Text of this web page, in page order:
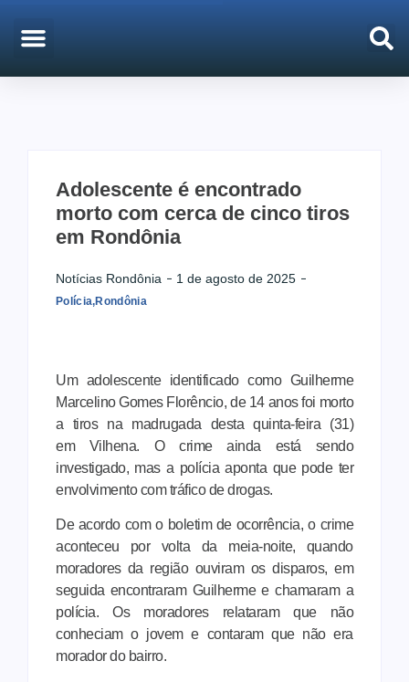
Adolescente é encontrado
morto com cerca de cinco tiros
em Rondônia
Notícias Rondônia 1 de agosto de 2025
Polícia,Rondônia
Um adolescente identificado como Guilherme
Marcelino Gomes Florêncio, de 14 anos foi morto
a tiros na madrugada desta quinta-feira (31)
em Vilhena. O crime ainda está sendo
investigado, mas a polícia aponta que pode ter
envolvimento com tráfico de drogas.
De acordo com o boletim de ocorrência, o crime
aconteceu por volta da meia-noite, quando
moradores da região ouviram os disparos, em
seguida encontraram Guilherme e chamaram a
polícia. Os moradores relataram que não
conheciam o jovem e contaram que não era
morador do bairro.